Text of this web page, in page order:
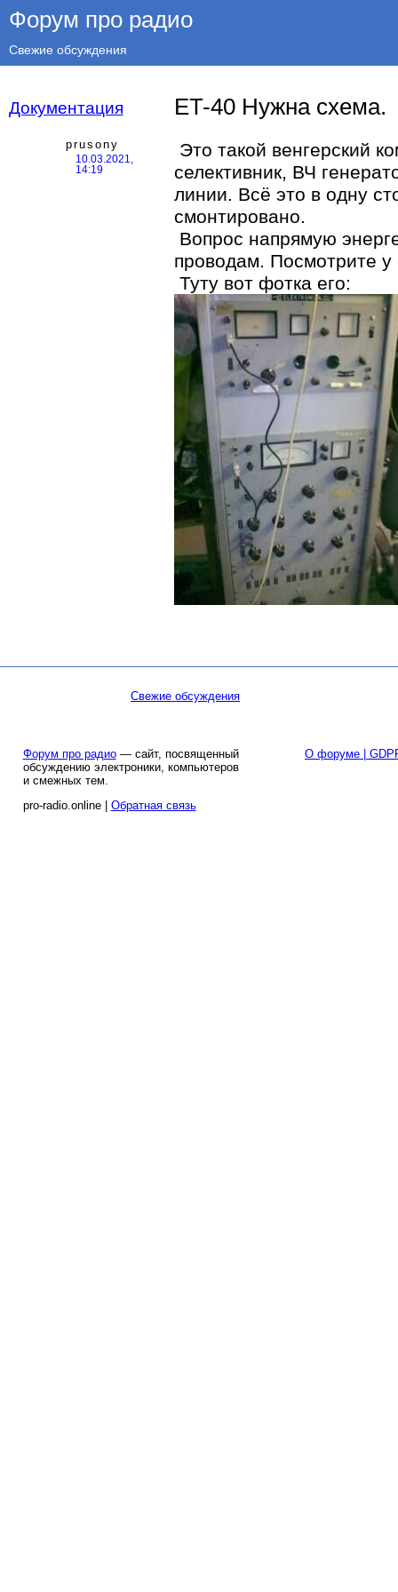
Форум про радио
Свежие обсуждения
Документация ET-40 Нужна схема.
prusony
10.03.2021,
14:19
Это такой венгерский
селективник, ВЧ
линии. Всё это в одну
смонтировано.
Вопрос напрямую
проводам. Посмотрите
Туту вот фотка его:
Свежие обсуждения
Форум про радио— сайт, посвященный
обсуждению электроники, компьютеров
и смежных тем.
pro-radio.online | Обратная связь
О форуме |